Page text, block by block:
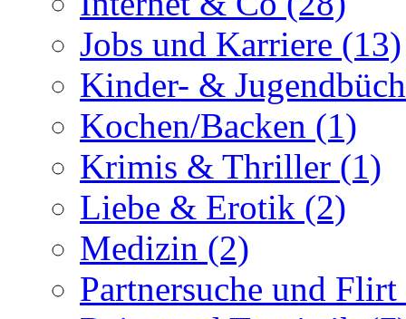
Jobs und Karriere (13)
Kinder- &
Kochen/Backen (1)
Krimis & Thriller (1)
Liebe & Erotik (2)
Medizin (2)
Partnersuche und